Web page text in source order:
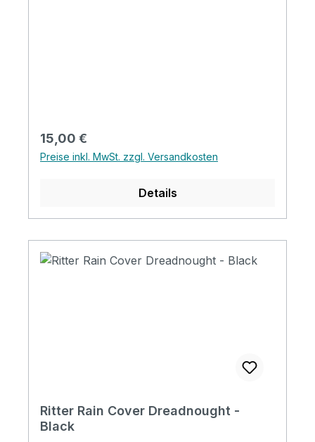
Regulärer Preis:
15,00 €
Preise inkl. MwSt. zzgl. Versandkosten
Details
Ritter Rain Cover Dreadnought -
Black